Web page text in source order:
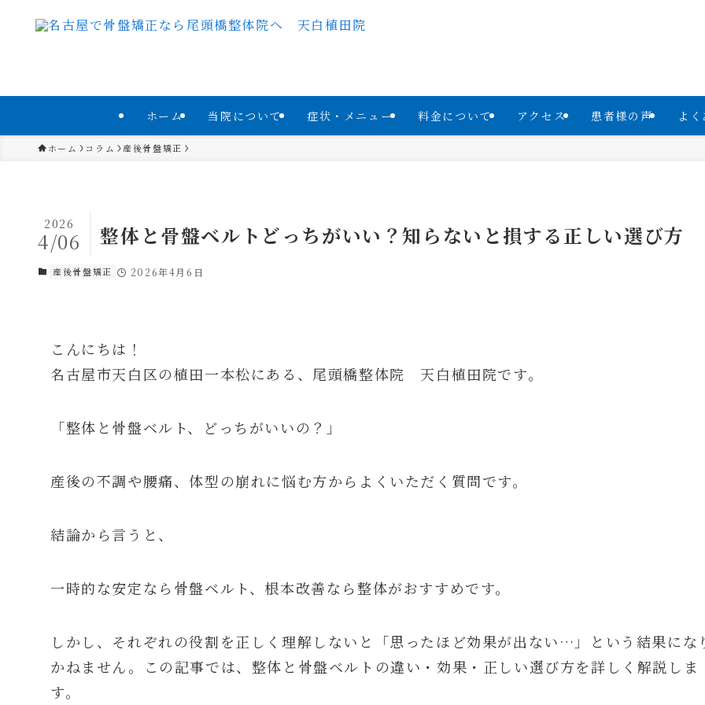
ホーム 当院について 症状・メニュー 料金について アクセス 患者様の声 よ
ホーム コラム 産後骨盤矯正
整体と骨盤ベルトどっちがいい？知らないと損する正しい選び方
2026
4/06
産後骨盤矯正 2026年4月6日
こんにちは！
名古屋市天白区の植田一本松にある、尾頭橋整体院 天白植田院です。
「整体と骨盤ベルト、どっちがいいの？」
産後の不調や腰痛、体型の崩れに悩む方からよくいただく質問です。
結論から言うと、
一時的な安定なら骨盤ベルト、根本改善なら整体がおすすめです。
しかし、それぞれの役割を正しく理解しないと「思ったほど効果が出ない…」という結果にな
かねません。この記事では、整体と骨盤ベルトの違い・効果・正しい選び方を詳しく解説しま
す。